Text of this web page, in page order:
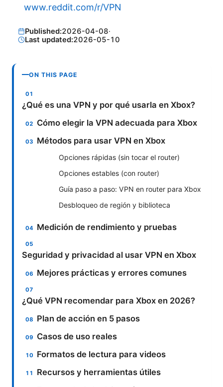
www.reddit.com/r/VPN
Published:2026-04-08·
Last updated:2026-05-10
ON THIS PAGE
¿Qué es una VPN y por qué usarla en Xbox?
Cómo elegir la VPN adecuada para Xbox
Métodos para usar VPN en Xbox
Opciones rápidas (sin tocar el router)
Opciones estables (con router)
Guía paso a paso: VPN en router para Xbox
Desbloqueo de región y biblioteca
Medición de rendimiento y pruebas
Seguridad y privacidad al usar VPN en Xbox
Mejores prácticas y errores comunes
¿Qué VPN recomendar para Xbox en 2026?
Plan de acción en 5 pasos
Casos de uso reales
Formatos de lectura para videos
Recursos y herramientas útiles